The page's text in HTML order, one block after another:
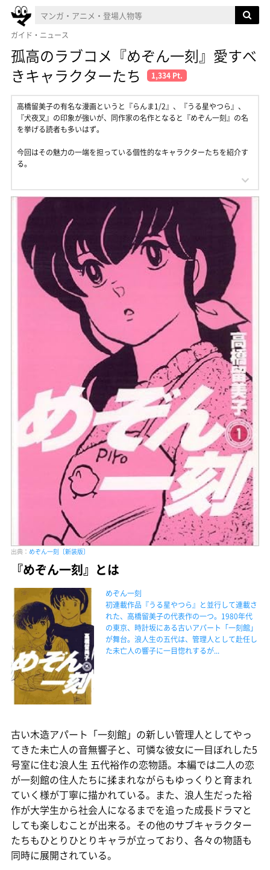
ガイド・ニュース
孤高のラブコメ『めぞん一刻』愛すべ
きキャラクターたち
1,334 Pt.
高橋留美子の有名な漫画というと『らんま1/2』、『うる星やつら』、
『犬夜叉』の印象が強いが、同作家の名作となると『めぞん一刻』の名
を挙げる読者も多いはず。
今回はその魅力の一端を担っている個性的なキャラクターたちを紹介す
る。
出典： めぞん一刻〔新装版〕
『めぞん一刻』とは
めぞん一刻
初連載作品『うる星やつら』と並行して連載さ
れた、高橋留美子の代表作の一つ。1980年代
の東京、時計坂にある古いアパート「一刻館」
が舞台。浪人生の五代は、管理人として赴任し
た未亡人の響子に一目惚れするが...
古い木造アパート「一刻館」の新しい管理人としてやっ
てきた未亡人の音無響子と、可憐な彼女に一目ぼれした5
号室に住む浪人生 五代裕作の恋物語。本編では二人の恋
が一刻館の住人たちに揉まれながらもゆっくりと育まれ
ていく様が丁寧に描かれている。また、浪人生だった裕
作が大学生から社会人になるまでを追った成長ドラマと
しても楽しむことが出来る。その他のサブキャラクター
たちもひとりひとりキャラが立っており、各々の物語も
同時に展開されている。